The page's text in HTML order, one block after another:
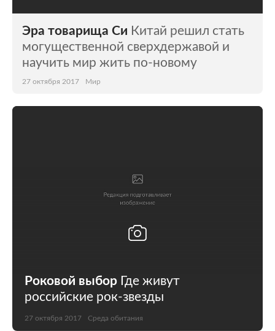
Из жизни Среда обитания
Эра товарища Си Китай решил стать
могущественной сверхдержавой и
научить мир жить по-новому
27 октября 2017 Мир
Роковой выбор Где живут
российские рок-звезды
27 октября 2017 Среда обитания